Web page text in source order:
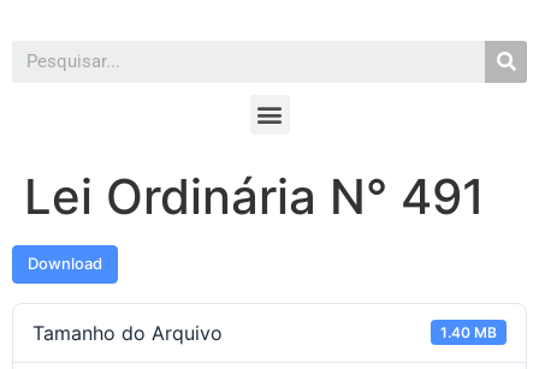
Lei Ordinária N° 491
Download
Tamanho do Arquivo 1.40 MB